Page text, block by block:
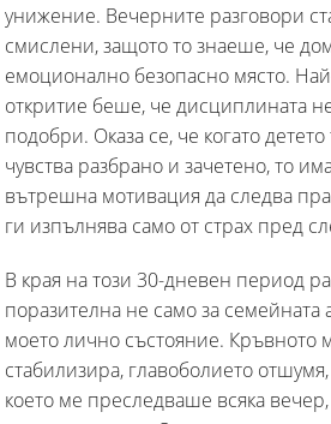
унижение. Вечерните разговори
смислени, защото то знаеше, че
емоционално безопасно място.
откритие беше, че дисциплината
подобри. Оказа се, че когато
чувства разбрано и зачетено, то
вътрешна мотивация да следва
ги изпълнява само от страх пред
В края на този 30-дневен период
поразителна не само за семейната
моето лично състояние. Кръвното
стабилизира, главоболието
което ме преследваше всяка